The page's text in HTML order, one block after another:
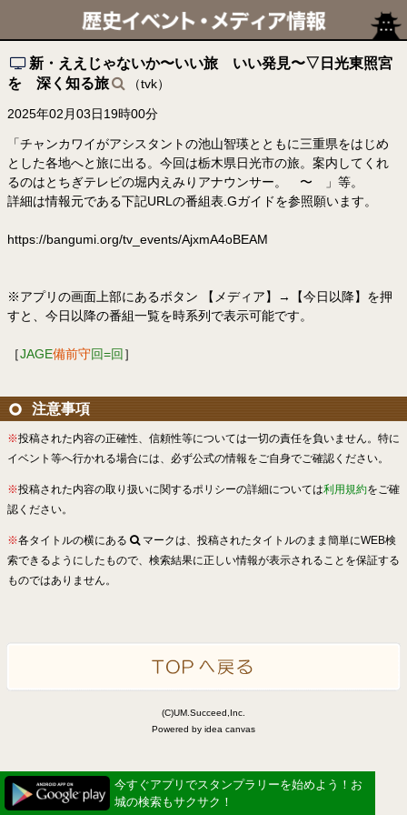
新・ええじゃないか〜いい旅 いい発見〜▽日光東照宮
を 深く知る旅
（tvk）
2025年02月03日19時00分
「チャンカワイがアシスタントの池山智瑛とともに三重県をはじめ
とした各地へと旅に出る。今回は栃木県日光市の旅。案内してくれ
るのはとちぎテレビの堀内えみりアナウンサー。 〜 」等。
詳細は情報元である下記URLの番組表.Gガイドを参照願います。
https://bangumi.org/tv_events/AjxmA4oBEAM
※アプリの画面上部にあるボタン 【メディア】→【今日以降】を押
すと、今日以降の番組一覧を時系列で表示可能です。
［JAGE備前守回=回 ］
注意事項
※投稿された内容の正確性、信頼性等については一切の責任を負いません。特に
イベント等へ行かれる場合には、必ず公式の情報をご自身でご確認ください。
※投稿された内容の取り扱いに関するポリシーの詳細については利用規約をご確
認ください。
※各タイトルの横にある
マークは、投稿されたタイトルのまま簡単にWEB検
索できるようにしたもので、検索結果に正しい情報が表示されることを保証する
ものではありません。
(C)UM.Succeed,Inc.
Powered by idea canvas
今すぐアプリでスタンプラリーを始めよう！お
城の検索もサクサク！